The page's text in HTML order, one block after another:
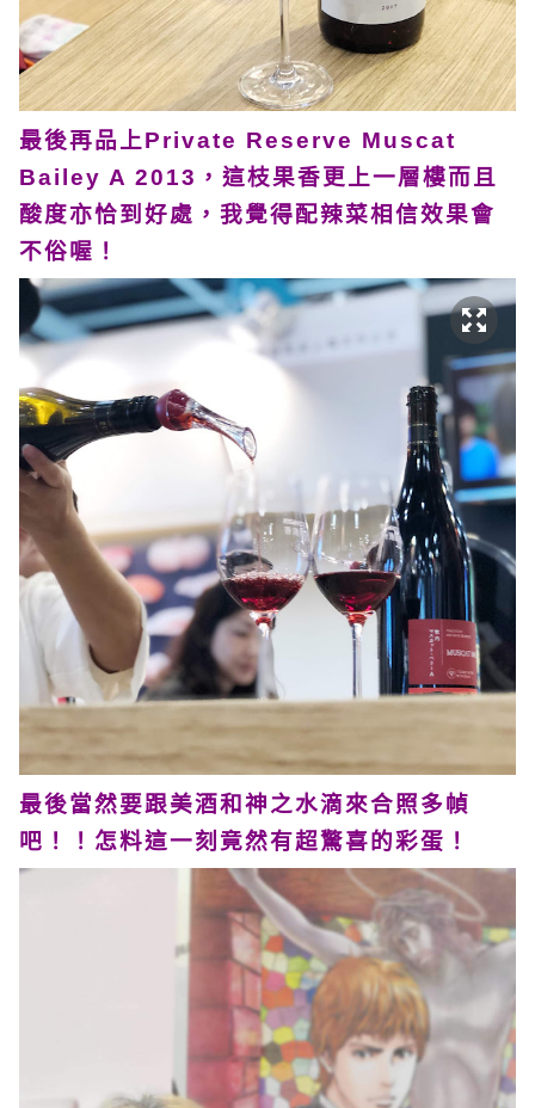
最後再品上Private Reserve Muscat
Bailey A 2013，這枝果香更上一層樓而且
酸度亦恰到好處，我覺得配辣菜相信效果會
不俗喔！
最後當然要跟美酒和神之水滴來合照多幀
吧！！怎料這一刻竟然有超驚喜的彩蛋！